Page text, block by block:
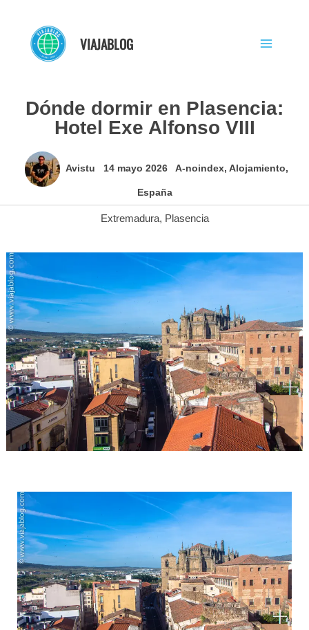
contenido
VIAJABLOG
Dónde dormir en Plasencia:
Hotel Exe Alfonso VIII
Avistu 14 mayo 2026 A-noindex, Alojamiento,
España
Extremadura, Plasencia